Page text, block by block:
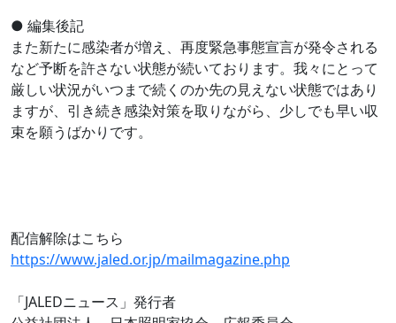
● 編集後記
また新たに感染者が増え、再度緊急事態宣言が発令される
など予断を許さない状態が続いております。我々にとって
厳しい状況がいつまで続くのか先の見えない状態ではあり
ますが、引き続き感染対策を取りながら、少しでも早い収
束を願うばかりです。
配信解除はこちら
https://www.jaled.or.jp/mailmagazine.php
「JALEDニュース」発行者